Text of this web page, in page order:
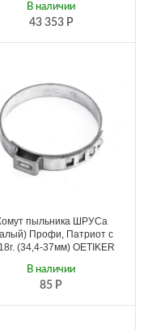
43 353 Р
В наличии
пыльника ШРУСа
Профи, Патриот с
(34,4-37мм) OETIKER
85 Р
В наличии